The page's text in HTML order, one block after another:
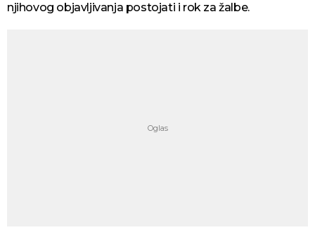
njihovog objavljivanja postojati i rok za žalbe.